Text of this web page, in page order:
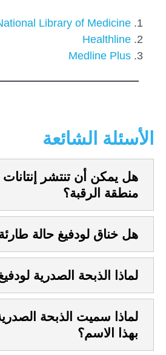
Library of Medicine
Healthline
Medline Plus
الأسئلة الشائعة
هل يمكن أن تنتشر إنتانات
منطقة الرقبة؟
هل خناق لودفيغ حالة
لماذا الذبحة الصدرية
لماذا سميت الذبحة
بهذا الاسم؟